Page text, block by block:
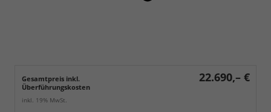
Gesamtpreis inkl.
Überführungskosten
22.690,– €
inkl. 19% MwSt.